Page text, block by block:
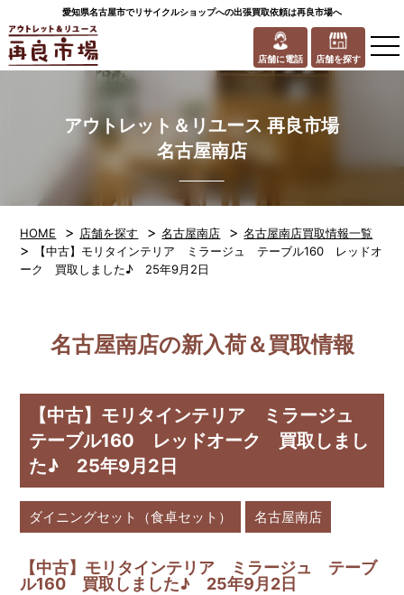
愛知県名古屋市でリサイクルショップへの出張買取依頼は再良市場へ
店舗に電話 店舗を探す
アウトレット＆リユース 再良市場
名古屋南店
HOME > 店舗を探す >名古屋南店 >名古屋南店買取情報一覧
>
【中古】モリタインテリア ミラージュ テーブル160 レッドオ
ーク 買取しました♪ 25年9月2日
名古屋南店の新入荷＆買取情報
【中古】モリタインテリア ミラージュ
テーブル160 レッドオーク 買取しまし
た♪ 25年9月2日
ダイニングセット（食卓セット） 名古屋南店
【中古】モリタインテリア ミラージュ テーブ
ル160 買取しました♪ 25年9月2日